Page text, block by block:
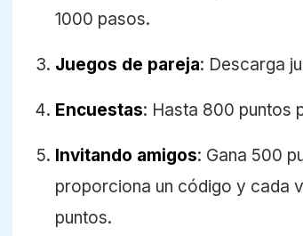
1000 pasos.
Juegos de pareja: Descarga
Encuestas: Hasta 800 puntos
Invitando amigos: Gana 500
proporciona un código y cada
puntos.